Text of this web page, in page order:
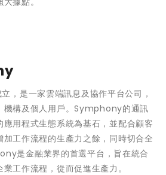
，是一家雲端訊息及協作平台公司，
機構及個人用戶。Symphony的通訊
用程式生態系統為基石，並配合顧客
工作流程的生產力之餘，同時切合全
是金融業界的首選平台，旨在統合
工作流程，從而促進生產力。